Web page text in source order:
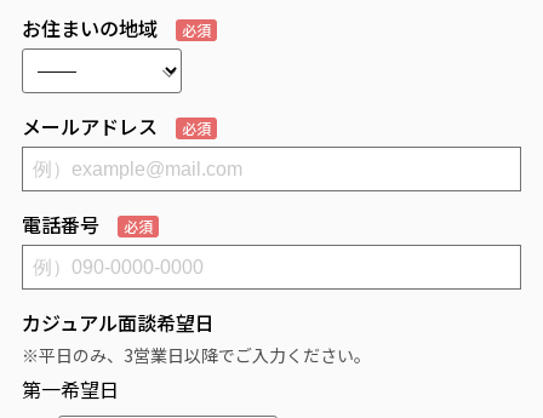
お住まいの地域
必須
メールアドレス 必須
電話番号 必須
カジュアル面談希望日
※平日のみ、3営業日以降でご入力ください。
第一希望日